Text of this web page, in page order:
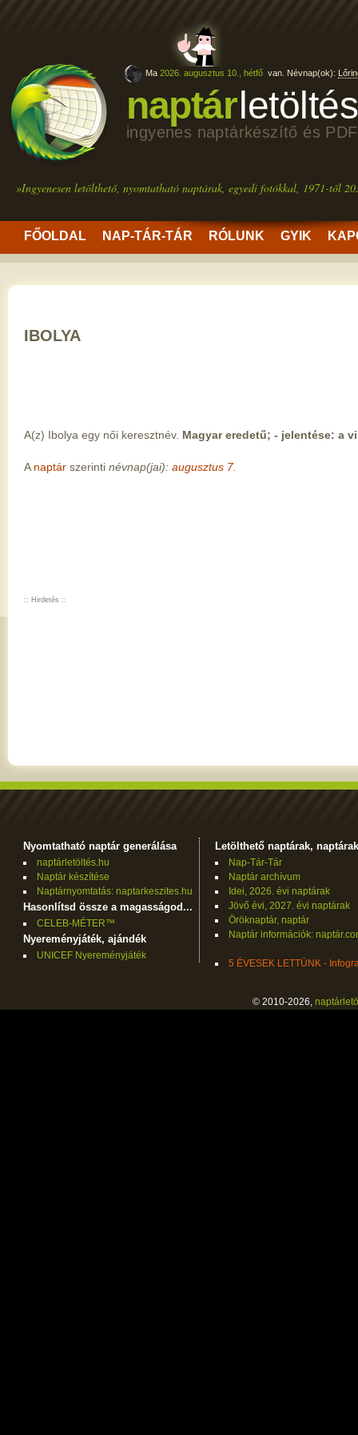
naptárletöltés
ingyenes naptárkészítő és
»Ingyenesen letölthető, nyomtatható naptárak, egyedi fotókkal, 1971-től
FŐOLDAL NAP-TÁR-TÁR RÓLUNK GYIK
Ma 2026. augusztus 10., hétfő van. Névnap(ok):
IBOLYA
A(z) Ibolya egy női keresztnév. Magyar eredetű; - jelentése: a
A naptár szerinti névnap(jai): augusztus 7.
:: Hirdetés ::
Nyomtatható naptár generálása
naptárletöltés.hu
Naptár készítése
Naptárnyomtatás: naptarkeszites.hu
Hasonlítsd össze a magasságod...
CELEB-MÉTER™
Nyereményjáték, ajándék
UNICEF Nyereményjáték
Letölthető naptárak, naptárak
Nap-Tár-Tár
Naptár archívum
Idei, 2026. évi naptárak
Jövő évi, 2027. évi naptárak
Öröknaptár, naptár
Naptár információk:
5 ÉVESEK LETTÜNK -
© 2010-2026,